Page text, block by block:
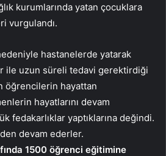
kurumlarında yatan çocuklara
vurgulandı.
hastanelerde yatarak
ile uzun süreli tedavi gerektirdiği
öğrencilerin hayattan
hayatlarını devam
fedakarlıklar yaptıklarına değindi.
devam ederler.
1500 öğrenci eğitimine